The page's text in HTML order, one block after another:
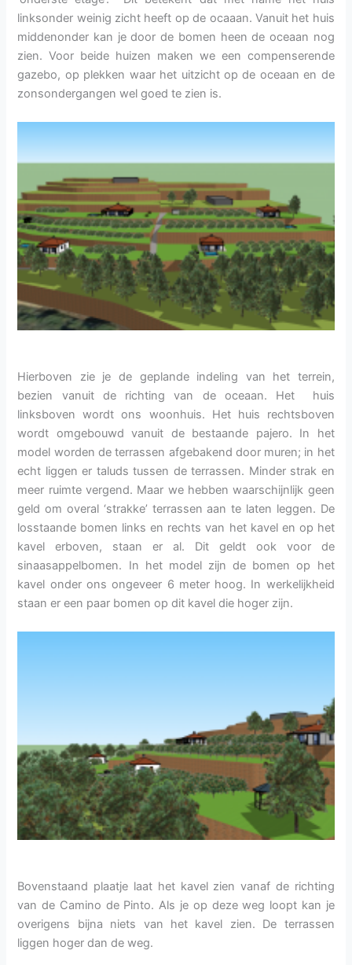
linksonder weinig zicht heeft op de ocaaan. Vanuit het huis
middenonder kan je door de bomen heen de oceaan nog
zien. Voor beide huizen maken we een compenserende
gazebo, op plekken waar het uitzicht op de oceaan en de
zonsondergangen wel goed te zien is.
Hierboven zie je de geplande indeling van het terrein,
bezien vanuit de richting van de oceaan. Het huis
linksboven wordt ons woonhuis. Het huis rechtsboven
wordt omgebouwd vanuit de bestaande pajero. In het
model worden de terrassen afgebakend door muren; in het
echt liggen er taluds tussen de terrassen. Minder strak en
meer ruimte vergend. Maar we hebben waarschijnlijk geen
geld om overal ‘strakke’ terrassen aan te laten leggen. De
losstaande bomen links en rechts van het kavel en op het
kavel erboven, staan er al. Dit geldt ook voor de
sinaasappelbomen. In het model zijn de bomen op het
kavel onder ons ongeveer 6 meter hoog. In werkelijkheid
staan er een paar bomen op dit kavel die hoger zijn.
Bovenstaand plaatje laat het kavel zien vanaf de richting
van de Camino de Pinto. Als je op deze weg loopt kan je
overigens bijna niets van het kavel zien. De terrassen
liggen hoger dan de weg.